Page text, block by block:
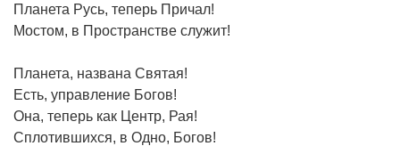
Планета Русь, теперь Причал!
Мостом, в Пространстве служит!
Планета, названа Святая!
Есть, управление Богов!
Она, теперь как Центр, Рая!
Сплотившихся, в Одно, Богов!